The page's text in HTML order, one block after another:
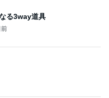
る3way道具